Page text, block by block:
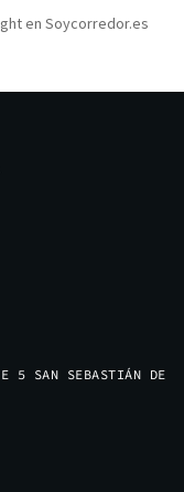
en Soycorredor.es
5 SAN SEBASTIÁN DE